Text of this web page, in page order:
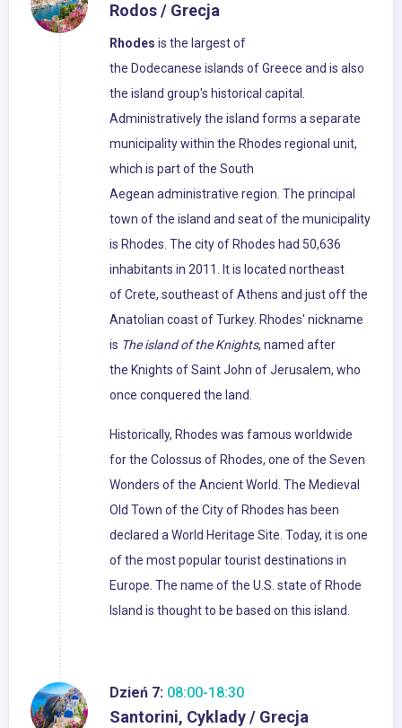
Rodos / Grecja
Rhodes is the largest of
the Dodecanese islands of Greece and is also
the island group's historical capital.
Administratively the island forms a separate
municipality within the Rhodes regional unit,
which is part of the South
Aegean administrative region. The principal
town of the island and seat of the municipality
is Rhodes. The city of Rhodes had 50,636
inhabitants in 2011. It is located northeast
of Crete, southeast of Athens and just off the
Anatolian coast of Turkey. Rhodes' nickname
is The island of the Knights, named after
the Knights of Saint John of Jerusalem, who
once conquered the land.
Historically, Rhodes was famous worldwide
for the Colossus of Rhodes, one of the Seven
Wonders of the Ancient World. The Medieval
Old Town of the City of Rhodes has been
declared a World Heritage Site. Today, it is one
of the most popular tourist destinations in
Europe. The name of the U.S. state of Rhode
Island is thought to be based on this island.
Dzień 7: 08:00-18:30
Santorini, Cyklady / Grecja